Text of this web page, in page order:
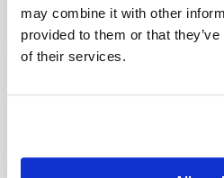
may combine it with other
provided to them or that
of their services.